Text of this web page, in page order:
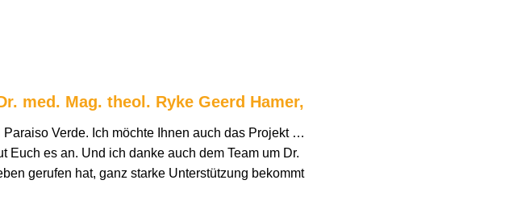
med. Mag. theol. Ryke Geerd Hamer,
Verde. Ich möchte Ihnen auch das Projekt …
es an. Und ich danke auch dem Team um Dr.
gerufen hat, ganz starke Unterstützung bekommt